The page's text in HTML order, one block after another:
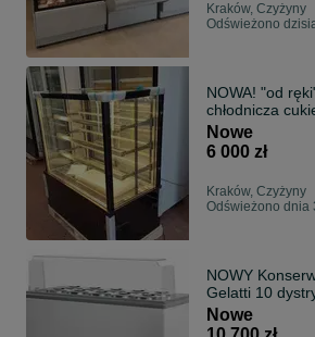
Kraków, Czyżyny
Odświeżono
NOWA! "od
chłodnicza
DOSTAWA
lodówka cena
Nowe
6 000 zł
Kraków, Czyżyny
Odświeżono dnia
NOWY
Gelatti 10
KOMI
POZZETTI
Nowe